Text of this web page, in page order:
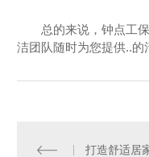
总的来说，钟点工
洁团队随时为您提供..的